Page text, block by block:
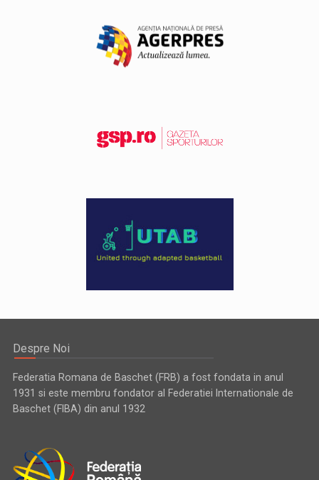
Despre Noi
Federatia Romana de Baschet (FRB) a fost fondata in anul
1931 si este membru fondator al Federatiei Internationale de
Baschet (FIBA) din anul 1932